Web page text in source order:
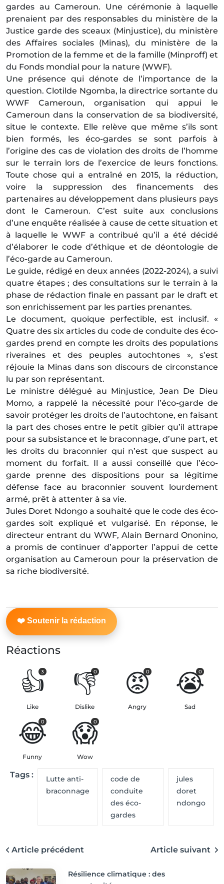
gardes au Cameroun. Une cérémonie à laquelle
prenaient par des responsables du ministère de la
Justice garde des sceaux (Minjustice), du ministère
des Affaires sociales (Minas), du ministère de la
Promotion de la femme et de la famille (Minproff) et
du Fonds mondial pour la nature (WWF).
Une présence qui dénote de l’importance de la
question. Clotilde Ngomba, la directrice sortante du
WWF Cameroun, organisation qui appui le
Cameroun dans la conservation de sa biodiversité,
situe le contexte. Elle relève que même s’ils sont
bien formés, les éco-gardes se sont parfois à
l’origine des cas de violation des droits de l’homme
sur le terrain lors de l’exercice de leurs fonctions.
Toute chose qui a entraîné en 2015, la réduction,
voire la suppression des financements des
partenaires au développement dans plusieurs pays
dont le Cameroun. C’est suite aux conclusions
d’une enquête réalisée à cause de cette situation et
à laquelle le WWF a contribué qu’il a été décidé
d’élaborer le code d’éthique et de déontologie de
l’éco-garde au Cameroun.
Le guide, rédigé en deux années (2022-2024), a suivi
quatre étapes ; des consultations sur le terrain à la
phase de rédaction finale en passant par le draft et
son enrichissement par les parties prenantes.
Le document, quoique perfectible, est inclusif. «
Quatre des six articles du code de conduite des éco-
gardes prend en compte les droits des populations
riveraines et des peuples autochtones », s’est
réjouie la Minas dans son discours de circonstance
lu par son représentant.
Le ministre délégué au Minjustice, Jean De Dieu
Momo, a rappelé la nécessité pour l’éco-garde de
savoir protéger les droits de l’autochtone, en faisant
la part des choses entre le petit gibier qu’il attrape
pour sa subsistance et le braconnage, d’une part, et
les droits du braconnier qui n’est que suspect au
moment du forfait. Il a aussi conseillé que l’éco-
garde prenne des dispositions pour sa légitime
défense face au braconnier souvent lourdement
armé, prêt à attenter à sa vie.
Jules Doret Ndongo a souhaité que le code des éco-
gardes soit expliqué et vulgarisé. En réponse, le
directeur entrant du WWF, Alain Bernard Ononino,
a promis de continuer d’apporter l’appui de cette
organisation au Cameroun pour la préservation de
sa riche biodiversité.
Réactions
👍
3
Like
👎
0
Dislike
😡
0
Angry
😭
0
Sad
😂
0
Funny
😱
0
Wow
Tags :
Lutte anti-
braconnage
code de
conduite
des éco-
gardes
jules
doret
ndongo
Article précédent Article suivant
Résilience climatique : des